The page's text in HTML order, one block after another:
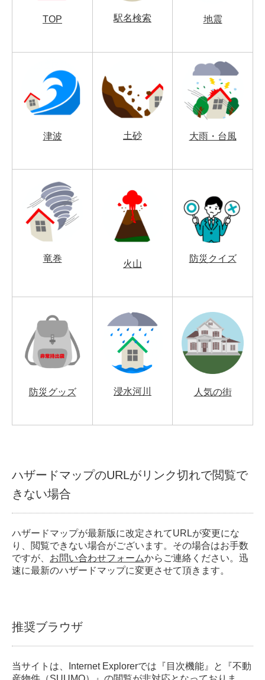
TOP 駅名検索 地震
津波 土砂 大雨・台風
竜巻
火山
防災クイズ
防災グッズ 浸水河川 人気の街
ハザードマップのURLがリンク切れで閲覧で
きない場合
ハザードマップが最新版に改定されてURLが変更にな
り、閲覧できない場合がございます。その場合はお手数
ですが、 お問い合わせフォームからご連絡ください。迅
速に最新のハザードマップに変更させて頂きます。
推奨ブラウザ
当サイトは、Internet Explorerでは『目次機能』と『不動